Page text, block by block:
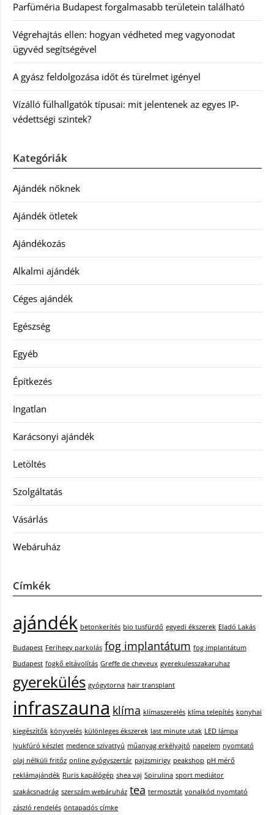
Parfüméria Budapest forgalmasabb területein található
Végrehajtás ellen: hogyan védheted meg vagyonodat
ügyvéd segítségével
A gyász feldolgozása időt és türelmet igényel
Vízálló fülhallgatók típusai: mit jelentenek az egyes IP-
védettségi szintek?
Kategóriák
Ajándék nőknek
Ajándék ötletek
Ajándékozás
Alkalmi ajándék
Céges ajándék
Egészség
Egyéb
Építkezés
Ingatlan
Karácsonyi ajándék
Letöltés
Szolgáltatás
Vásárlás
Webáruház
Címkék
ajándék betonkerítés bio tusfürdő egyedi ékszerek Eladó Lakás
Budapest Ferihegy parkolás fog implantátum fog implantátum
Budapest fogkő eltávolítás Greffe de cheveux gyerekulesszakaruhaz
gyerekülés gyógytorna hair transplant
infraszauna klíma klímaszerelés klíma telepítés konyhai
kiegészítők könyvelés különleges ékszerek last minute utak LED lámpa
lyukfúró készlet medence szivattyú műanyag erkélyajtó napelem nyomtató
olaj nélküli fritőz online gyógyszertár pajzsmirigy peakshop pH mérő
reklámajándék Ruris kapálógép shea vaj Spirulina sport mediátor
szakácsnadrág szerszám webáruház tea termosztát vonalkód nyomtató
zászló rendelés öntapadós címke